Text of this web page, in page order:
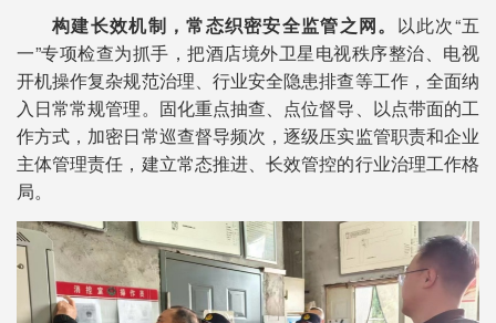
构建长效机制，常态织密安全监管之网。 以此次“五
一”专项检查为抓手，把酒店境外卫星电视秩序整治、电视
开机操作复杂规范治理、行业安全隐患排查等工作，全面纳
入日常常规管理。固化重点抽查、点位督导、以点带面的工
作方式，加密日常巡查督导频次，逐级压实监管职责和企业
主体管理责任，建立常态推进、长效管控的行业治理工作格
局。